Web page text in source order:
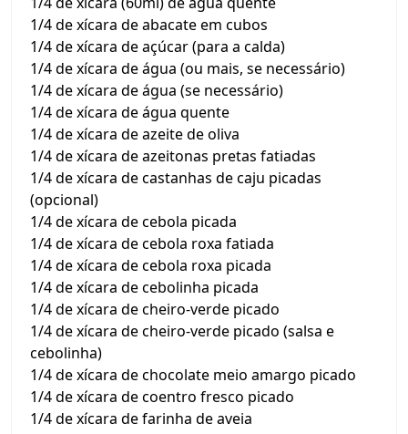
1/4 de xícara de abacate em cubos
1/4 de xícara de açúcar (para a calda)
1/4 de xícara de água (ou mais, se necessário)
1/4 de xícara de água (se necessário)
1/4 de xícara de água quente
1/4 de xícara de azeite de oliva
1/4 de xícara de azeitonas pretas fatiadas
1/4 de xícara de castanhas de caju picadas
(opcional)
1/4 de xícara de cebola picada
1/4 de xícara de cebola roxa fatiada
1/4 de xícara de cebola roxa picada
1/4 de xícara de cebolinha picada
1/4 de xícara de cheiro-verde picado
1/4 de xícara de cheiro-verde picado (salsa e
cebolinha)
1/4 de xícara de chocolate meio amargo picado
1/4 de xícara de coentro fresco picado
1/4 de xícara de farinha de aveia